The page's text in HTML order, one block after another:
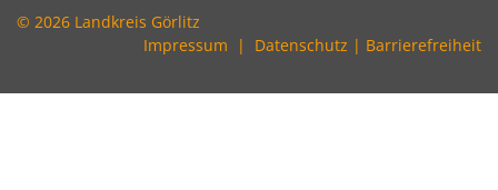
© 2026 Landkreis Görlitz
Impressum | Datenschutz | Barrierefreiheit